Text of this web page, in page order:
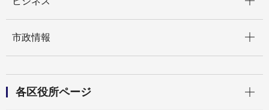
市政情報
各区役所ページ